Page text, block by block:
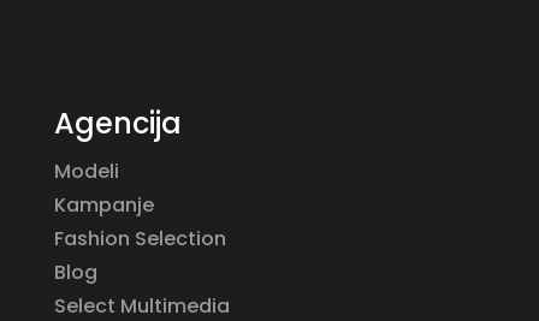
Agencija
Modeli
Kampanje
Fashion Selection
Blog
Select Multimedia